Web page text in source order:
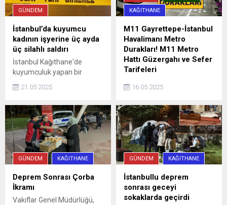
GÜNDEM
İstanbul’da kuyumcu
kadının işyerine üç ayda
üç silahlı saldırı
İstanbul Kağıthane'de
kuyumculuk yapan bir
maskeli tetikçiler tarafından
kurşunlandı. Yapılan polis
operasyonunda saldırıların
azmettiricisinin, boşanmak
isteyen kuyumcu kadının eşi
olduğu ...
21.05.2025
KAĞITHANE
M11 Gayrettepe-İstanbul
Havalimanı Metro
Durakları! M11 Metro
Hattı Güzergahı ve Sefer
Tarifeleri
yanına hızlı ve güvenli
metro hatları, aynı zamanda
trafik sorununa da büyük
ölçüde çözüm oluyor.
Avrupa Yakası'nda önemli
aktarma istasyonları ile
entegrasyonu olan ve
İstanbul Havalimanı'na ...
16.05.2025
GÜNDEM KAĞITHANE
Deprem Sonrası Çorba
İkramı
Vakıflar Genel Müdürlüğü,
GÜNDEM KAĞITHANE
İstanbullu deprem
sonrası geceyi
sokaklarda geçirdi